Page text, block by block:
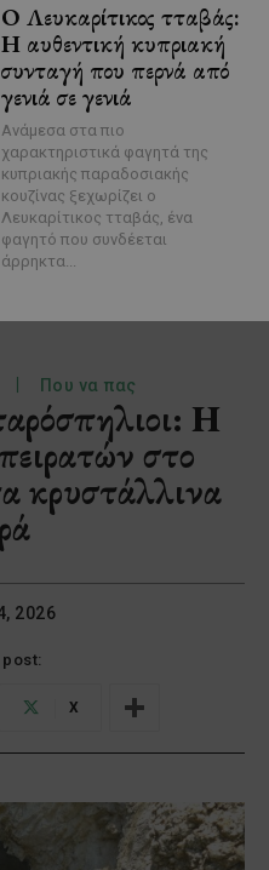
Ο Λευκαρίτικος τταβάς:
Η αυθεντική κυπριακή
συνταγή που περνά από
γενιά σε γενιά
Ανάμεσα στα πιο
χαρακτηριστικά φαγητά της
κυπριακής παραδοσιακής
κουζίνας ξεχωρίζει ο
Λευκαρίτικος τταβάς, ένα
φαγητό που συνδέεται
άρρηκτα...